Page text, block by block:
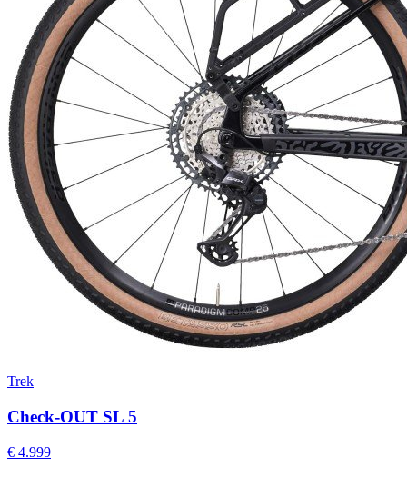
Trek
Check-OUT SL 5
€ 4.999